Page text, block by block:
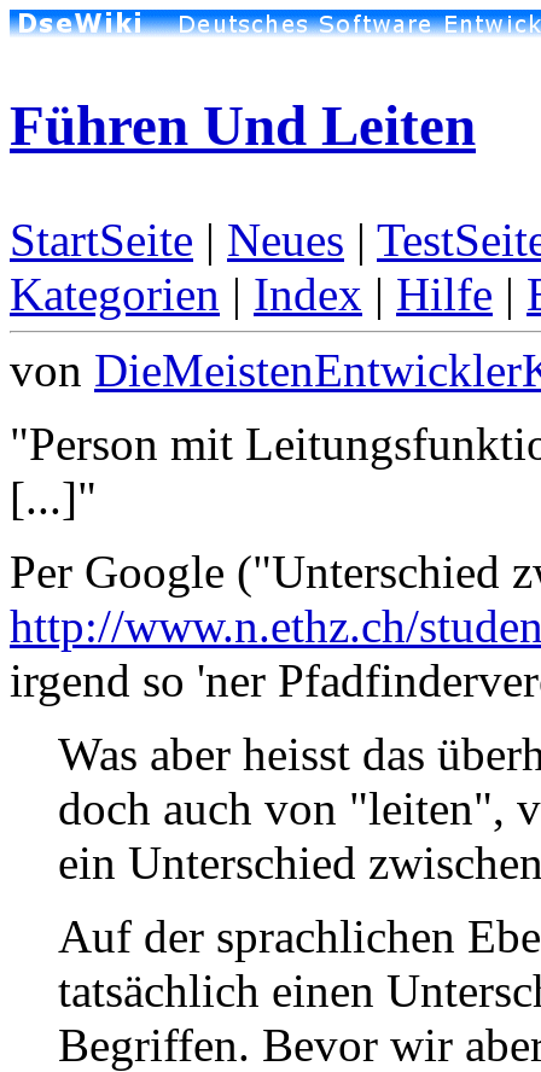
Führen Und Leiten
StartSeite | Neues |
Kategorien | Index | Hilfe |
von
"Person mit
[...]"
Per Google ("Unterschied
http://www.n.ethz.ch/
irgend so 'ner
Was aber heisst das
doch auch von "leiten",
ein Unterschied
Auf der sprachlichen
tatsächlich einen
Begriffen. Bevor wir